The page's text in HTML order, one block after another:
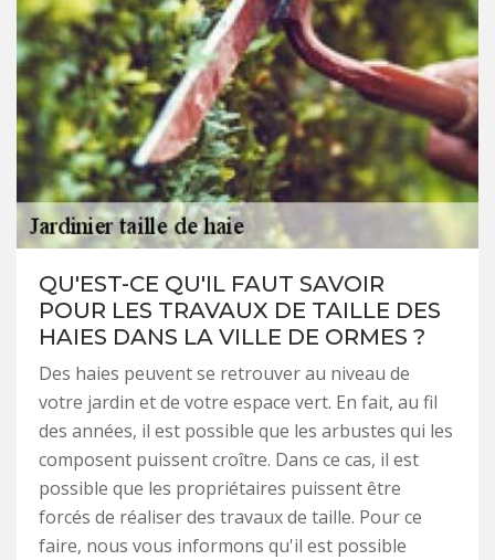
QU'EST-CE QU'IL FAUT SAVOIR
POUR LES TRAVAUX DE TAILLE DES
HAIES DANS LA VILLE DE ORMES ?
Des haies peuvent se retrouver au niveau de
votre jardin et de votre espace vert. En fait, au fil
des années, il est possible que les arbustes qui les
composent puissent croître. Dans ce cas, il est
possible que les propriétaires puissent être
forcés de réaliser des travaux de taille. Pour ce
faire, nous vous informons qu'il est possible